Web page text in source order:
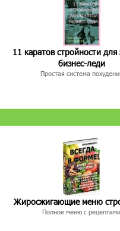
11 каратов стройности для
бизнес-леди
Простая система
Жиросжигающие меню
Полное меню с рецептами